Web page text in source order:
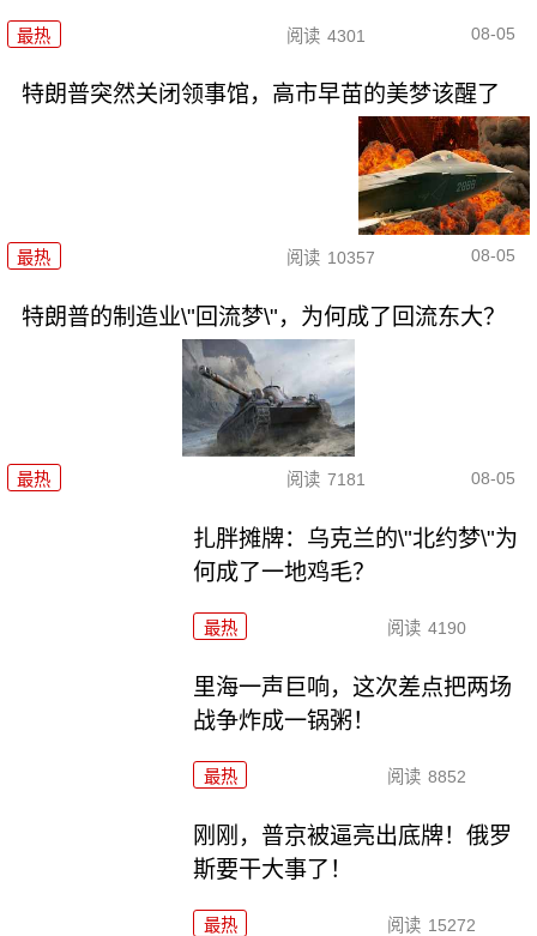
最热 阅读 4301 08-05
特朗普突然关闭领事馆，高市早苗的美梦该醒了
最热 阅读 10357 08-05
特朗普的制造业\"回流梦\"，为何成了回流东大？
最热 阅读 7181 08-05
扎胖摊牌：乌克兰的\"北约梦\"为
何成了一地鸡毛？
最热 阅读 4190
里海一声巨响，这次差点把两场
战争炸成一锅粥！
最热 阅读 8852
刚刚，普京被逼亮出底牌！俄罗
斯要干大事了！
最热 阅读 15272